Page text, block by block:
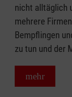
nicht alltäglich
mehrere
Bempflingen
zu tun und der
mehr